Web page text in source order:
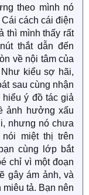
theo mình nó
cách cái điện
thì mình thấy rất
thắt dẫn đến
về nội tâm của
kiểu sợ hãi,
sau cùng nhận
ý đồ tác giả
ảnh hưởng xấu
nhưng nó chưa
miệt thị trên
cùng lớp bắt
chỉ vì một đoạn
gây ám ảnh, và
tả. Bạn nên